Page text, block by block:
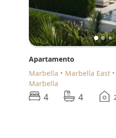
Apartamento
Marbella
Marbella East
Marbella
4 4